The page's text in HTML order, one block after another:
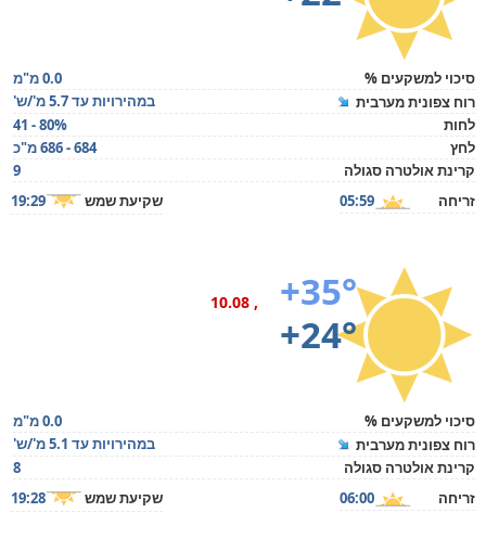
סיכוי למשקעים %
0.0 מ"מ
רוח צפונית מערבית
במהירויות עד 5.7 מ'/ש'
לחות
41 - 80%
לחץ
684 - 686 מ"כ
קרינת אולטרה סגולה
9
זריחה
05:59 שקיעת שמש 19:29
+35°
+24°
, 10.08
סיכוי למשקעים %
0.0 מ"מ
רוח צפונית מערבית
במהירויות עד 5.1 מ'/ש'
קרינת אולטרה סגולה
8
זריחה
06:00 שקיעת שמש 19:28